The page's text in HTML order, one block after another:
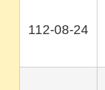
112-08-24